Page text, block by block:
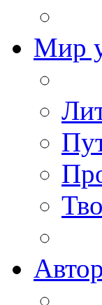
Мир